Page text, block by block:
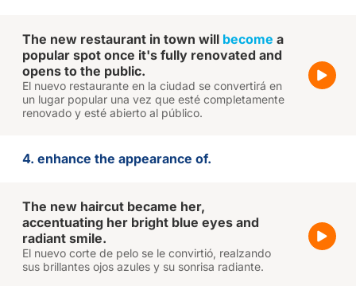
The new restaurant in town will become a
popular spot once it's fully renovated and
opens to the public.
El nuevo restaurante en la ciudad se convertirá en
un lugar popular una vez que esté completamente
renovado y esté abierto al público.
4. enhance the appearance of.
The new haircut became her,
accentuating her bright blue eyes and
radiant smile.
El nuevo corte de pelo se le convirtió, realzando
sus brillantes ojos azules y su sonrisa radiante.